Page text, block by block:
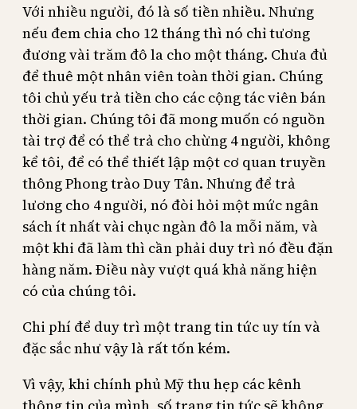
Với nhiều người, đó là số tiền nhiều. Nhưng
nếu đem chia cho 12 tháng thì nó chỉ tương
đương vài trăm đô la cho một tháng. Chưa đủ
để thuê một nhân viên toàn thời gian. Chúng
tôi chủ yếu trả tiền cho các cộng tác viên bán
thời gian. Chúng tôi đã mong muốn có nguồn
tài trợ để có thể trả cho chừng 4 người, không
kể tôi, để có thể thiết lập một cơ quan truyền
thông Phong trào Duy Tân. Nhưng để trả
lương cho 4 người, nó đòi hỏi một mức ngân
sách ít nhất vài chục ngàn đô la mỗi năm, và
một khi đã làm thì cần phải duy trì nó đều đặn
hàng năm. Điều này vượt quá khả năng hiện
có của chúng tôi.
Chi phí để duy trì một trang tin tức uy tín và
đặc sắc như vậy là rất tốn kém.
Vì vậy, khi chính phủ Mỹ thu hẹp các kênh